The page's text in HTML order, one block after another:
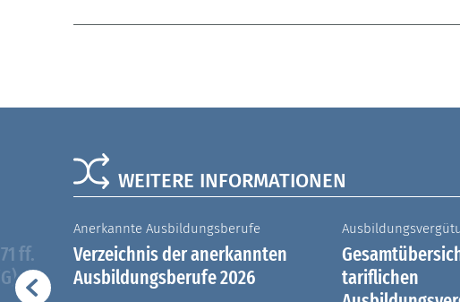
WEITERE INFORMATIONEN
ff.
Anerkannte Ausbildungsberufe
Verzeichnis der anerkannten
Ausbildungsberufe 2026
tariflichen